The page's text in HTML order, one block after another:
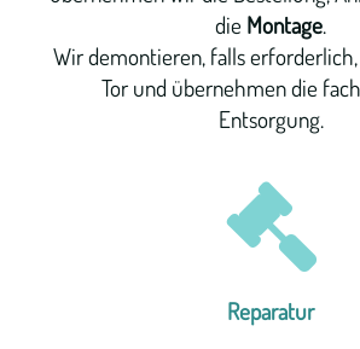
die Montage.
Wir demontieren, falls
Tor und übernehmen die
Entsorgung.
Reparatur